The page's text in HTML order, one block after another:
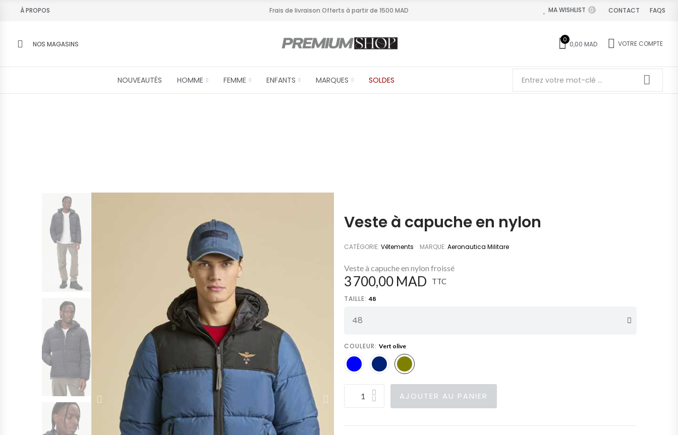
À PROPOS Frais de livraison Offerts à partir de 1500 MAD MA WISHLIST 0 CONTACT FAQS
NOS MAGASINS
0
0,00 MAD VOTRE COMPTE
NOUVEAUTÉS HOMME FEMME ENFANTS MARQUES SOLDES
Veste à capuche en nylon
CATÉGORIE Vêtements MARQUE Aeronautica Militare
Veste à capuche en nylon froissé
3 700,00 MAD TTC
TAILLE 48
COULEUR Vert olive
AJOUTER AU PANIER